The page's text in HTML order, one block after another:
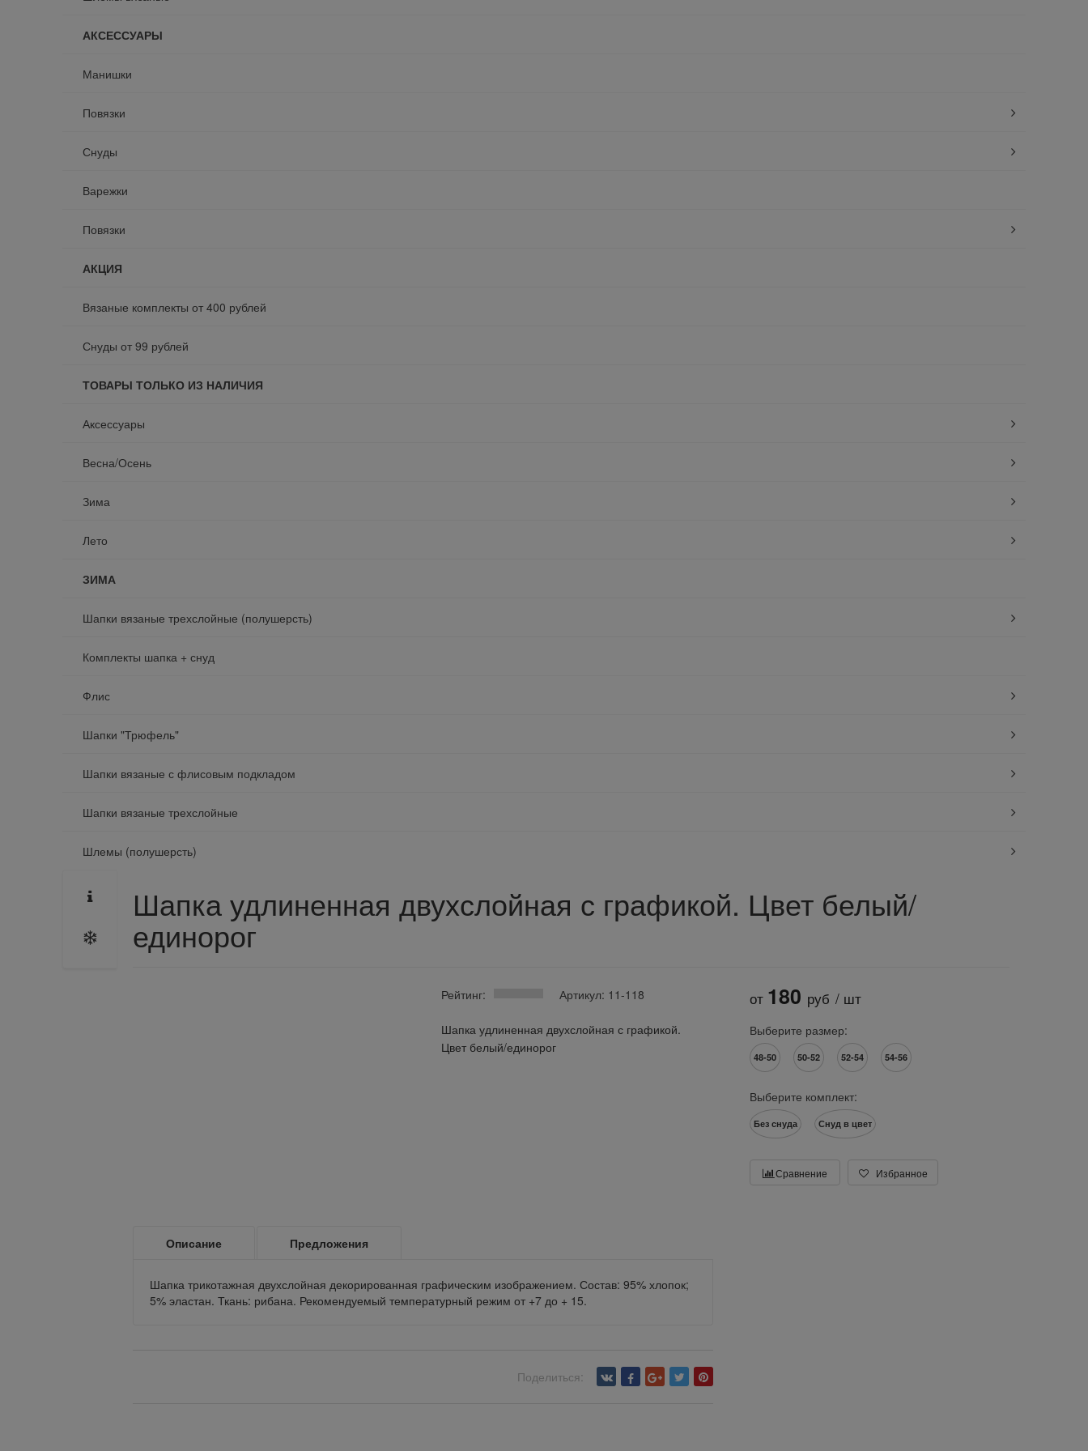
АКСЕССУАРЫ
Манишки
Повязки
Снуды
Варежки
Повязки
АКЦИЯ
Вязаные комплекты от 400 рублей
Снуды от 99 рублей
ТОВАРЫ ТОЛЬКО ИЗ НАЛИЧИЯ
Аксессуары
Весна/Осень
Зима
Лето
ЗИМА
Шапки вязаные трехслойные (полушерсть)
Комплекты шапка + снуд
Флис
Шапки "Трюфель"
Шапки вязаные с флисовым подкладом
Шапки вязаные трехслойные
Шлемы (полушерсть)
Шапка удлиненная двухслойная с графикой. Цвет белый/
единорог
Рейтинг: Артикул: 11-118
Шапка удлиненная двухслойная с графикой.
Цвет белый/единорог
от 180 руб / шт
Выберите размер:
48-50 50-52 52-54 54-56
Выберите комплект:
Без снуда Снуд в цвет
Сравнение Избранное
Описание Предложения
Шапка трикотажная двухслойная декорированная графическим изображением. Состав: 95% хлопок;
5% эластан. Ткань: рибана. Рекомендуемый температурный режим от +7 до + 15.
Поделиться: